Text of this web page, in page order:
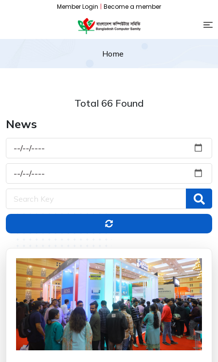
Member Login | Become a member
Home
Total 66 Found
News